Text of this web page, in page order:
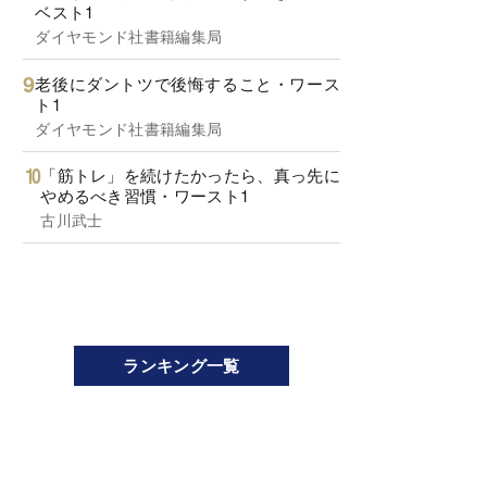
ベスト1
ダイヤモンド社書籍編集局
老後にダントツで後悔すること・ワース
ト1
ダイヤモンド社書籍編集局
「筋トレ」を続けたかったら、真っ先に
やめるべき習慣・ワースト1
古川武士
ランキング一覧